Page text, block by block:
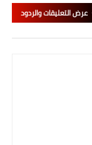
عرض التعليقات والردود